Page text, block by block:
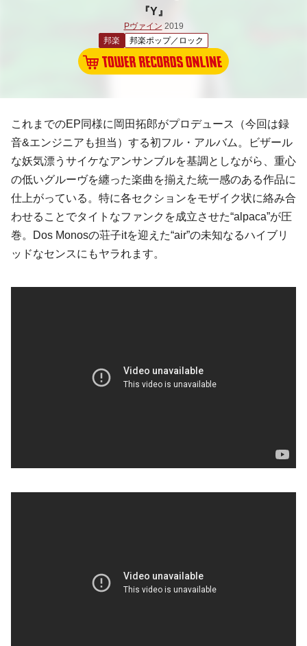
『Y』
Pヴァイン 2019
邦楽
邦楽ポップ／ロック
これまでのEP同様に岡田拓郎がプロデュース（今回は録
音&エンジニアも担当）する初フル・アルバム。ビザール
な妖気漂うサイケなアンサンブルを基調としながら、重心
の低いグルーヴを纏った楽曲を揃えた統一感のある作品に
仕上がっている。特に各セクションをモザイク状に絡み合
わせることでタイトなファンクを成立させた“alpaca”が圧
巻。Dos Monosの荘子itを迎えた“air”の未知なるハイブリ
ッドなセンスにもヤラれます。